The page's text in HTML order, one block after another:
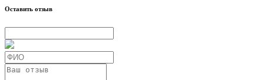
Оставить отзыв